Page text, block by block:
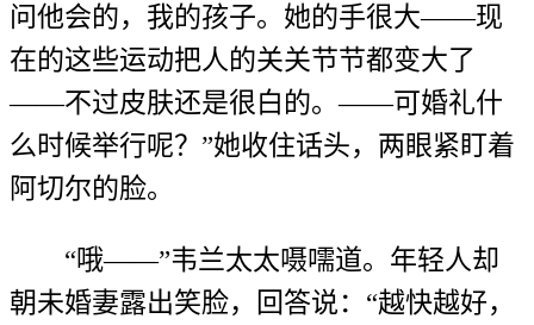
问他会的，我的孩子。她的手很大——现
在的这些运动把人的关关节节都变大了
——不过皮肤还是很白的。——可婚礼什
么时候举行呢？”她收住话头，两眼紧盯着
阿切尔的脸。
“哦——”韦兰太太嗫嚅道。年轻人却
朝未婚妻露出笑脸，回答说：“越快越好，